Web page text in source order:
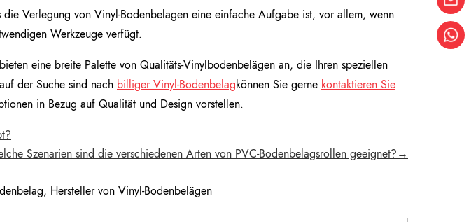
die Verlegung von Vinyl-Bodenbelägen eine einfache Aufgabe ist, vor allem, wenn
Werkzeuge verfügt.
eine breite Palette von Qualitäts-Vinylbodenbelägen an, die Ihren speziellen
der Suche sind nach billiger Vinyl-Bodenbelagkönnen Sie gerne kontaktieren Sie
in Bezug auf Qualität und Design vorstellen.
Szenarien sind die verschiedenen Arten von PVC-Bodenbelagsrollen geeignet?→
, Hersteller von Vinyl-Bodenbelägen